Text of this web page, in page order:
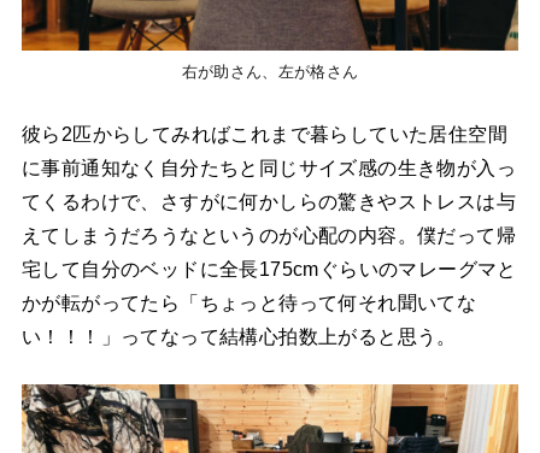
右が助さん、左が格さん
彼ら2匹からしてみればこれまで暮らしていた居住空間
に事前通知なく自分たちと同じサイズ感の生き物が入っ
てくるわけで、さすがに何かしらの驚きやストレスは与
えてしまうだろうなというのが心配の内容。僕だって帰
宅して自分のベッドに全長175cmぐらいのマレーグマと
かが転がってたら「ちょっと待って何それ聞いてな
い！！！」ってなって結構心拍数上がると思う。